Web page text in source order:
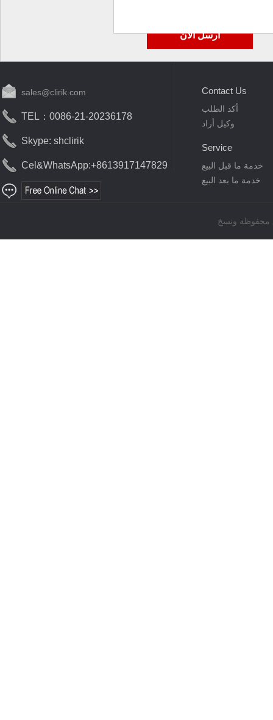
sales@clirik.com
TEL：0086-21-20236178
Skype: shclirik
Cel&WhatsApp:+8613917147829
Contact Us
أكد الطلب
وكيل أراد
Service
خدمة ما قبل البيع
خدمة ما بعد البيع